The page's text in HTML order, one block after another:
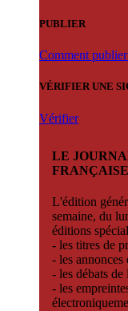
PUBLIER
Comment
VÉRIFIER UNE
Vérifier
LE
FRANÇAISE
L'édition
semaine, du
éditions
- les titres de
- les annonces
- les débats de
- les